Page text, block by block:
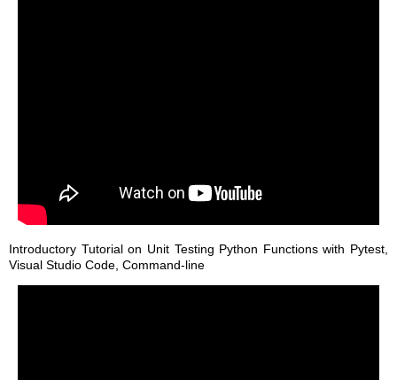
Introductory Tutorial on Unit Testing Python Functions with Pytest,
Visual Studio Code, Command-line